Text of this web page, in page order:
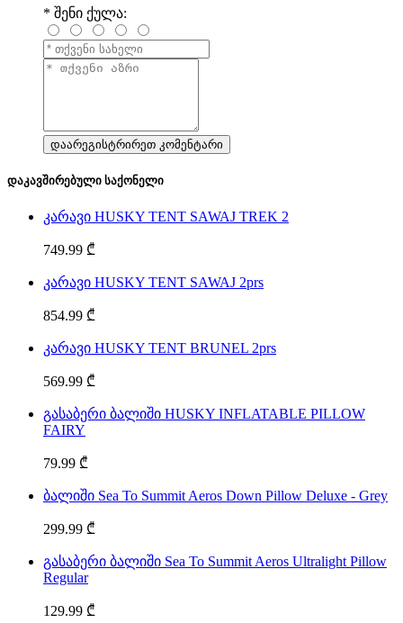
* შენი ქულა:
დაკავშირებული საქონელი
კარავი HUSKY TENT SAWAJ TREK 2
749.99 ₾
კარავი HUSKY TENT SAWAJ 2prs
854.99 ₾
კარავი HUSKY TENT BRUNEL 2prs
569.99 ₾
გასაბერი ბალიში HUSKY INFLATABLE PILLOW
FAIRY
79.99 ₾
ბალიში Sea To Summit Aeros Down Pillow Deluxe - Grey
299.99 ₾
გასაბერი ბალიში Sea To Summit Aeros Ultralight Pillow
Regular
129.99 ₾